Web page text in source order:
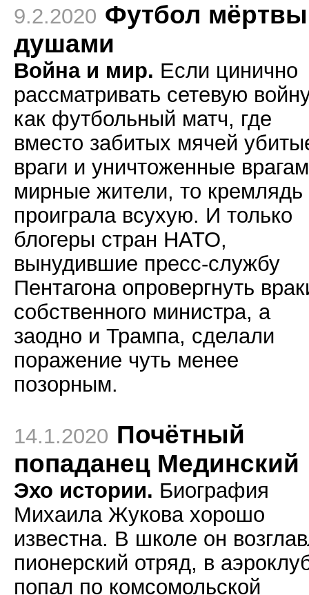
9.2.2020 Футбол
душами
Война и мир. Если цинично
рассматривать сетевую
как футбольный матч, где
вместо забитых мячей
враги и уничтоженные
мирные жители, то кремлядь
проиграла всухую. И только
блогеры стран НАТО,
вынудившие пресс-службу
Пентагона опровергнуть
собственного министра, а
заодно и Трампа, сделали
поражение чуть менее
позорным.
14.1.2020 Почётный
попаданец Мединский
Эхо истории. Биография
Михаила Жукова хорошо
известна. В школе он
пионерский отряд, в
попал по комсомольской